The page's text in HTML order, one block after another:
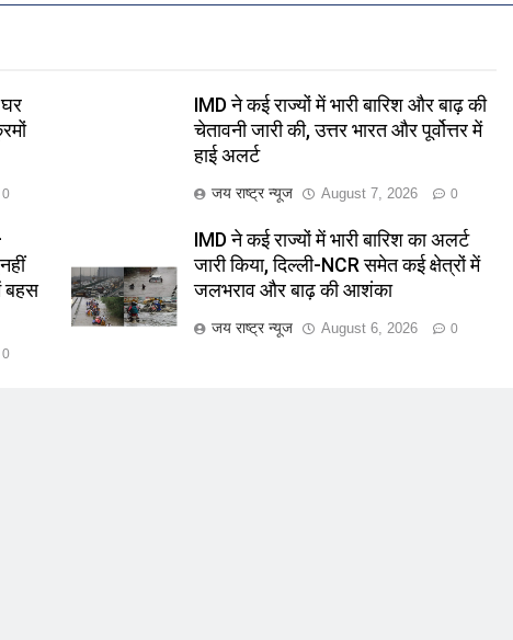
0
IMD ने कई राज्यों में भारी बारिश और बाढ़ की
चेतावनी जारी की, उत्तर भारत और पूर्वोत्तर में
हाई अलर्ट
जय राष्ट्र न्यूज August 7, 2026 0
बहस
0
IMD ने कई राज्यों में भारी बारिश का अलर्ट
जारी किया, दिल्ली-NCR समेत कई क्षेत्रों में
जलभराव और बाढ़ की आशंका
जय राष्ट्र न्यूज August 6, 2026 0